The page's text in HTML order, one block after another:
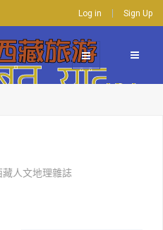
Log in Sign Up
藏人文地理雜誌